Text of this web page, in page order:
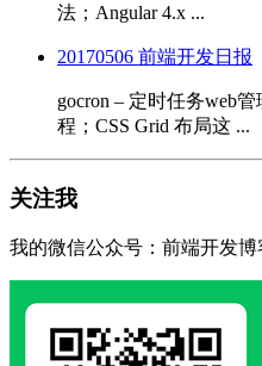
法；Angular 4.x ...
20170506 前端开发日报
gocron – 定时任务web
程；CSS Grid 布局这 ...
关注我
我的微信公众号：前端开发